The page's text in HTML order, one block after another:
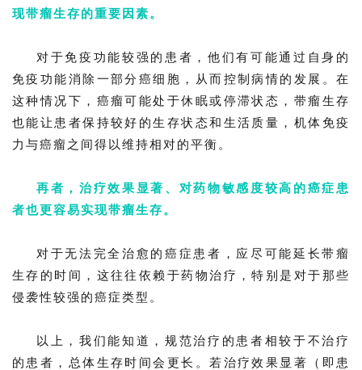
现带瘤生存的重要因素。
对于免疫功能较强的患者，他们有可能通过自身的
免疫功能消除一部分癌细胞，从而控制病情的发展。在
这种情况下，癌瘤可能处于休眠或停滞状态，带瘤生存
也能让患者保持较好的生存状态和生活质量，机体免疫
力与癌瘤之间得以维持相对的平衡。
再者，治疗效果显著、对药物敏感度较高的癌症患
者也更容易实现带瘤生存。
对于无法完全治愈的癌症患者，应尽可能延长带瘤
生存的时间，这往往依赖于药物治疗，特别是对于那些
侵袭性较强的癌症类型。
以上，我们能知道，规范治疗的患者相较于不治疗
的患者，总体生存时间会更长。若治疗效果显著（即患